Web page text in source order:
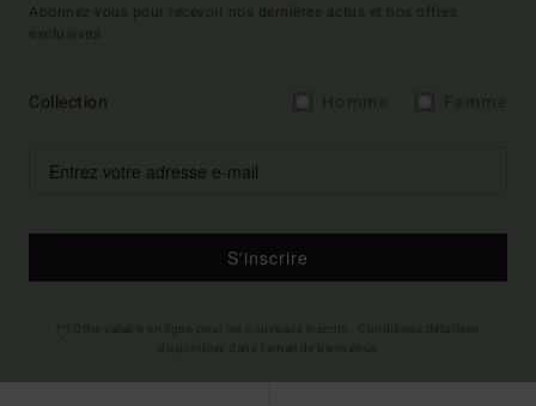
Abonnez-vous pour recevoir nos dernières actus et nos offres
exclusives.
Collection
S'inscrire